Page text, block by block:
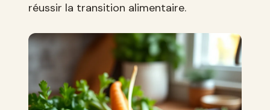
réussir la transition alimentaire.